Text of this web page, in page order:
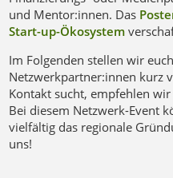
und Mentor:innen. Das
Start-up-Ökosystem
Im Folgenden stellen wir
Netzwerkpartner:innen kurz
Kontakt sucht, empfehlen
Bei diesem Netzwerk-Event
vielfältig das regionale
uns!